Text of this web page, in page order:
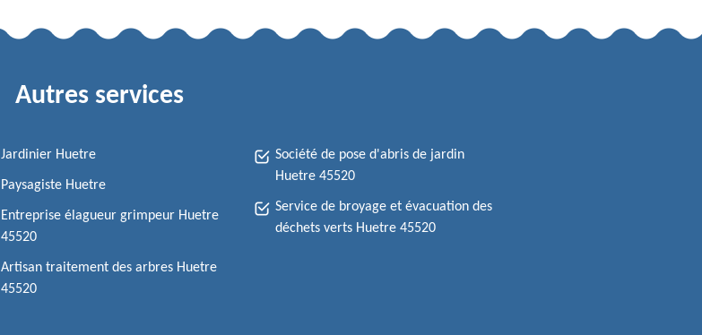
Autres services
Jardinier Huetre
Paysagiste Huetre
Entreprise élagueur grimpeur Huetre
45520
Artisan traitement des arbres Huetre
45520
Société de pose d'abris de jardin
Huetre 45520
Service de broyage et évacuation des
déchets verts Huetre 45520